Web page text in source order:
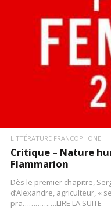
LITTÉRATURE FRANCOPHONE
Critique – Nature
Flammarion
Dès le premier chapitre,
d’Alexandre, agriculteur, «
pra…………….LIRE LA SUITE